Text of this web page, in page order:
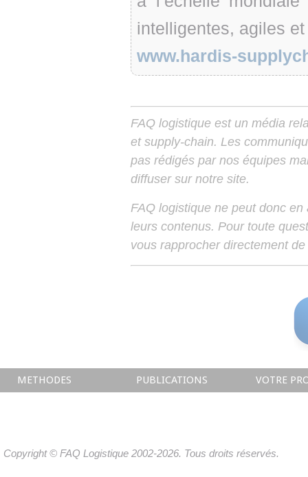
intelligentes, agiles
www.hardis-
FAQ logistique est un média
et supply-chain. Les
pas rédigés par nos équipes
diffuser sur notre site.
FAQ logistique ne peut donc
leurs contenus. Pour toute
vous rapprocher directement
METHODES PUBLICATIONS VOTRE
Copyright © FAQ Logistique 2002-2026. Tous droits réservés.